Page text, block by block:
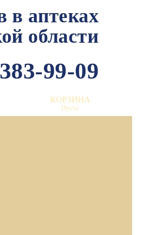
в аптеках
области
383-99-09
КОРЗИНА
Пуста